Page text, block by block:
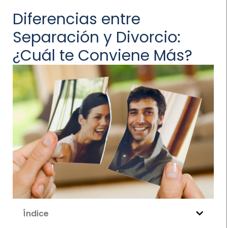
Diferencias entre
Separación y Divorcio:
¿Cuál te Conviene Más?
Índice